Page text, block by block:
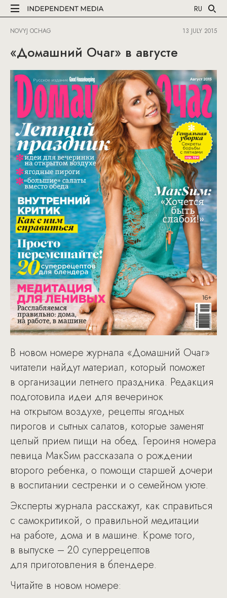
RU
NOVYJ OCHAG 13 JULY 2015
«Домашний Очаг» в августе
В новом номере журнала «Домашний Очаг»
читатели найдут материал, который поможет
в организации летнего праздника. Редакция
подготовила идеи для вечеринок
на открытом воздухе, рецепты ягодных
пирогов и сытных салатов, которые заменят
целый прием пищи на обед. Героиня номера
певица МакSим рассказала о рождении
второго ребенка, о помощи старшей дочери
в воспитании сестренки и о семейном уюте.
Эксперты журнала расскажут, как справиться
с самокритикой, о правильной медитации
на работе, дома и в машине. Кроме того,
в выпуске – 20 суперрецептов
для приготовления в блендере.
Читайте в новом номере: